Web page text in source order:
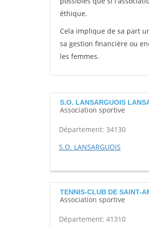
éthique.
Cela implique de sa part
sa gestion financière ou
les femmes.
S.O. LANSARGUOIS
Association sportive
Département: 34130
S.O. LANSARGUOIS
TENNIS-CLUB DE SAINT-
Association sportive
Département: 41310